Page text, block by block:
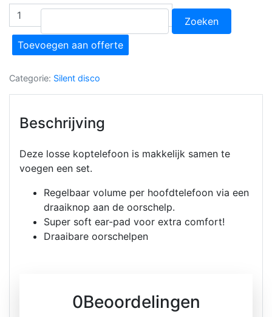
naar:
Silent
disco
koptelefoon
aantal
Toevoegen aan offerte
Categorie: Silent disco
Beschrijving
Deze losse koptelefoon is makkelijk samen te
voegen een set.
Regelbaar volume per hoofdtelefoon via een
draaiknop aan de oorschelp.
Super soft ear-pad voor extra comfort!​
Draaibare oorschelpen
0Beoordelingen